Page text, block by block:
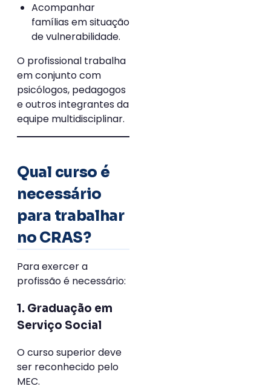
Acompanhar
famílias em situação
de vulnerabilidade.
O profissional trabalha
em conjunto com
psicólogos, pedagogos
e outros integrantes da
equipe multidisciplinar.
Qual curso é
necessário
para trabalhar
no CRAS?
Para exercer a
profissão é necessário:
1. Graduação em
Serviço Social
O curso superior deve
ser reconhecido pelo
MEC.